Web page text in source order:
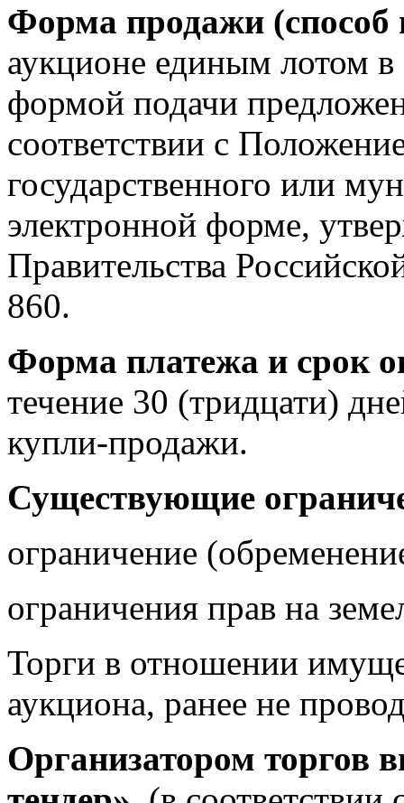
Форма продажи (способ
аукционе единым лотом
формой подачи
соответствии с
государственного или
электронной форме,
Правительства
860.
Форма платежа и срок
течение 30 (тридцати)
купли-продажи.
Существующие
ограничение
ограничения прав на
Торги в отношении
аукциона, ранее не
Организатором